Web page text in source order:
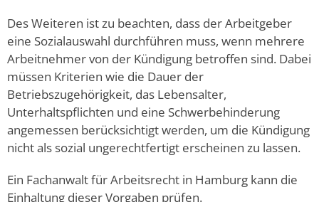
Des Weiteren ist zu beachten, dass der Arbeitgeber
eine Sozialauswahl durchführen muss, wenn mehrere
Arbeitnehmer von der Kündigung betroffen sind. Dabei
müssen Kriterien wie die Dauer der
Betriebszugehörigkeit, das Lebensalter,
Unterhaltspflichten und eine Schwerbehinderung
angemessen berücksichtigt werden, um die Kündigung
nicht als sozial ungerechtfertigt erscheinen zu lassen.
Ein Fachanwalt für Arbeitsrecht in Hamburg kann die
Einhaltung dieser Vorgaben prüfen.